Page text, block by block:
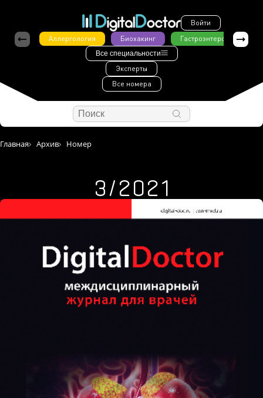
Войти
Аллергология
Биохакинг Гастроэнтерология
Все специальности
Эксперты
Все номера
Главная Архив Номер
3/2021